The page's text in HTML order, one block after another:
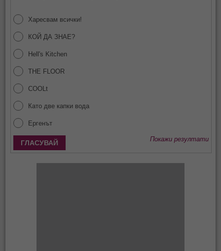
Харесвам всички!
КОЙ ДА ЗНАЕ?
Hell's Kitchen
THE FLOOR
COOLt
Като две капки вода
Ергенът
Покажи резултати